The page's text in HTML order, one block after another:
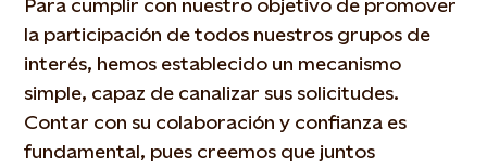
Para cumplir con nuestro objetivo de promover
la participación de todos nuestros grupos de
interés, hemos establecido un mecanismo
simple, capaz de canalizar sus solicitudes.
Contar con su colaboración y confianza es
fundamental, pues creemos que juntos